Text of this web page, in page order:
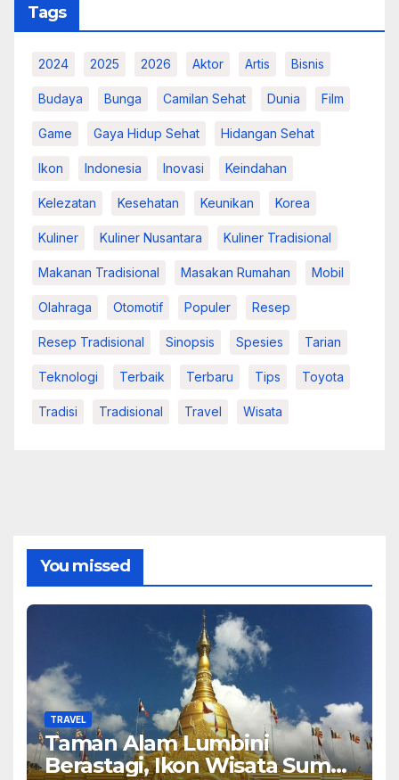
Tags
2024 2025 2026 Aktor Artis Bisnis
Budaya Bunga Camilan Sehat Dunia Film
Game Gaya Hidup Sehat Hidangan Sehat
Ikon Indonesia Inovasi Keindahan
Kelezatan Kesehatan Keunikan Korea
Kuliner Kuliner Nusantara Kuliner Tradisional
Makanan Tradisional Masakan Rumahan Mobil
Olahraga Otomotif Populer Resep
Resep Tradisional Sinopsis Spesies Tarian
Teknologi Terbaik Terbaru Tips Toyota
Tradisi Tradisional Travel Wisata
You missed
TRAVEL
Taman Alam Lumbini
Berastagi, Ikon Wisata Sumut